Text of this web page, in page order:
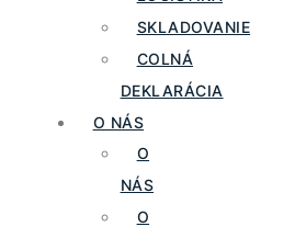
SKLADOVANIE
COLNÁ
DEKLARÁCIA
O NÁS
O
NÁS
O